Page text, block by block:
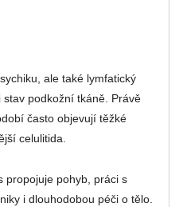
ale také lymfatický
podkožní tkáně. Právě
často objevují těžké
celulitida.
propojuje pohyb, práci s
i dlouhodobou péči o tělo.